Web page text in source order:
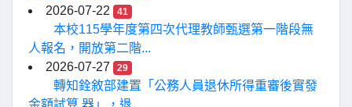
2026-07-22
41
本校115學年度第四次代理教師甄選第一階段無
人報名，開放第二階...
2026-07-27
29
轉知銓敘部建置「公務人員退休所得重審後實發